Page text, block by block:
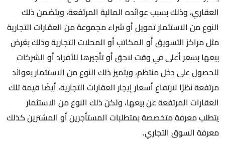
العقاري، وذلك بسبب عوائده المالية المرتفعة، ويتضمن ذلك
النوع من الاستثمار تمويل أو شراء مجموعة من العقارات التجارية
مثل مراكز التسويق أو المكاتب أو المحلات التجارية وذلك بغرض
بيعها بسعر أعلى في وقت لاحق أو تأجيرها للأفراد أو الشركات
للحصول على دخل منتظم، ويتميز ذلك النوع من الاستثمار بعوائد
مرتفعة نظرًا لارتفاع أسعار إيجار العقارات التجارية، أيضًا قيمة تلك
العقارات المرتفعة عن بيعها، ولكن ذلك النوع من الاستثمار
يتطلب معرفة متخصصة بمتطلبات المستأجرين أو المشترين كذلك
معرفة السوق التجاري.